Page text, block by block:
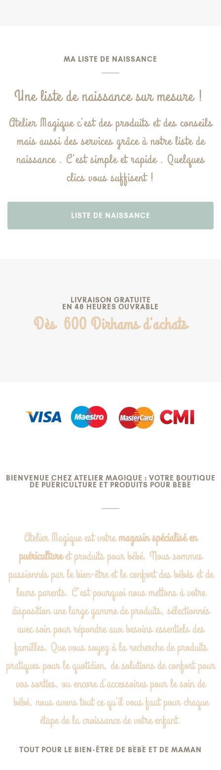
MA LISTE DE NAISSANCE
Une liste de naissance sur mesure !
Atelier Magique c’est des produits et des conseils
mais aussi des services grâce à notre liste de
naissance . C’est simple et rapide . Quelques
clics vous suffisent !
LISTE DE NAISSANCE
LIVRAISON GRATUITE
EN 48 HEURES OUVRABLE
Dès 600 Dirhams d’achats
BIENVENUE CHEZ ATELIER MAGIQUE : VOTRE BOUTIQUE
DE PUÉRICULTURE ET PRODUITS POUR BÉBÉ
Atelier Magique est votremagasin spécialisé en
puéricultureet produits pour bébé. Nous sommes
passionnés par le bien-être et le confort des bébés et de
leurs parents. C’est pourquoi nous mettons à votre
disposition une large gamme de produits, sélectionnés
avec soin pour répondre aux besoins essentiels des
familles. Que vous soyez à la recherche de produits
pratiques pour le quotidien, de solutions de confort pour
vos sorties, ou encore d’accessoires pour le soin de
bébé, nous avons tout ce qu’il vous faut pour chaque
étape de la croissance de votre enfant.
TOUT POUR LE BIEN-ÊTRE DE BÉBÉ ET DE MAMAN